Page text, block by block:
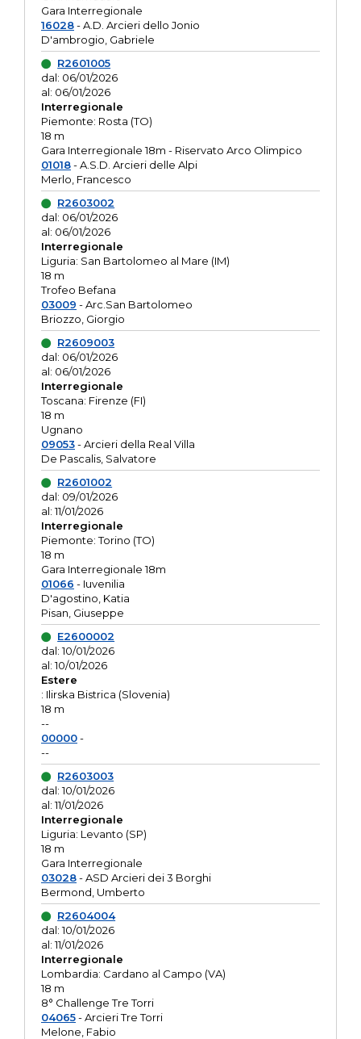
Gara Interregionale
16028- A.D. Arcieri dello Jonio
D'ambrogio, Gabriele
R2601005
dal: 06/01/2026
al: 06/01/2026
Interregionale
Piemonte: Rosta (TO)
18 m
Gara Interregionale 18m - Riservato Arco Olimpico
01018- A.S.D. Arcieri delle Alpi
Merlo, Francesco
R2603002
dal: 06/01/2026
al: 06/01/2026
Interregionale
Liguria: San Bartolomeo al Mare (IM)
18 m
Trofeo Befana
03009 - Arc.San Bartolomeo
Briozzo, Giorgio
R2609003
dal: 06/01/2026
al: 06/01/2026
Interregionale
Toscana: Firenze (FI)
18 m
Ugnano
09053- Arcieri della Real Villa
De Pascalis, Salvatore
R2601002
dal: 09/01/2026
al: 11/01/2026
Interregionale
Piemonte: Torino (TO)
18 m
Gara Interregionale 18m
01066 - Iuvenilia
D'agostino, Katia
Pisan, Giuseppe
E2600002
dal: 10/01/2026
al: 10/01/2026
Estere
: Ilirska Bistrica (Slovenia)
18 m
--
00000-
--
R2603003
dal: 10/01/2026
al: 11/01/2026
Interregionale
Liguria: Levanto (SP)
18 m
Gara Interregionale
03028- ASD Arcieri dei 3 Borghi
Bermond, Umberto
R2604004
dal: 10/01/2026
al: 11/01/2026
Interregionale
Lombardia: Cardano al Campo (VA)
18 m
8° Challenge Tre Torri
04065- Arcieri Tre Torri
Melone, Fabio